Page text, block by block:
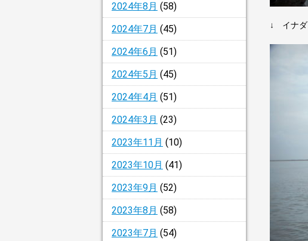
2024年8月 (58)
2024年7月 (45)
2024年6月 (51)
2024年5月 (45)
2024年4月 (51)
2024年3月 (23)
2023年11月 (10)
2023年10月 (41)
2023年9月 (52)
2023年8月 (58)
2023年7月 (54)
↓ イナ